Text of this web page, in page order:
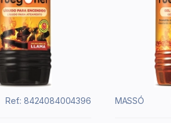
Ref.: 8424084004396 MASSÓ